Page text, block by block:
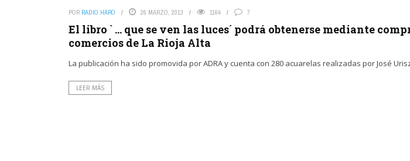
POR RADIO HARO 26 MARZO, 2013 1164 7
El libro ` … que se ven las luces´ podrá obtenerse mediante
comercios de La Rioja Alta
La publicación ha sido promovida por ADRA y cuenta con 280 acuarelas realizadas por José
LEER MÁS